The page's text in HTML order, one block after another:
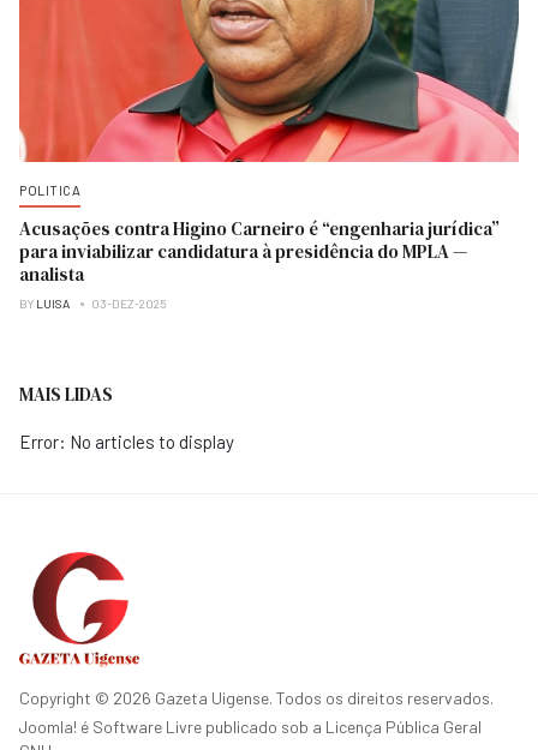
POLITICA
Acusações contra Higino Carneiro é “engenharia jurídica”
para inviabilizar candidatura à presidência do MPLA —
analista
BY LUISA 03-DEZ-2025
MAIS LIDAS
Error: No articles to display
Copyright © 2026 Gazeta Uigense. Todos os direitos reservados.
Joomla! é Software Livre publicado sob a Licença Pública Geral